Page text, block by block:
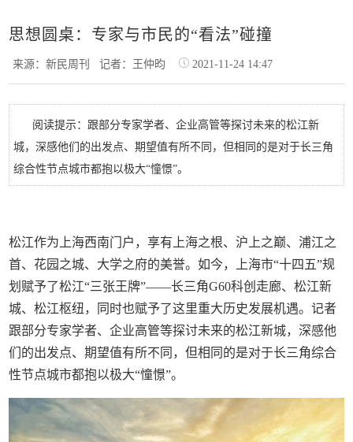
思想圆桌：专家与市民的“看法”碰撞
来源：新民周刊记者：王仲昀 2021-11-24 14:47
阅读提示：跟部分专家学者、企业高管等探讨未来的松江新
城，深感他们的出发点、期望值有所不同，但相同的是对于长三角
综合性节点城市都抱以极大“憧憬”。
松江作为上海西南门户，享有上海之根、沪上之巅、浦江之
首、花园之城、大学之府的美誉。如今，上海市“十四五”规
划赋予了松江“三张王牌”——长三角G60科创走廊、松江新
城、松江枢纽，同时也赋予了这里重大历史发展机遇。记者
跟部分专家学者、企业高管等探讨未来的松江新城，深感他
们的出发点、期望值有所不同，但相同的是对于长三角综合
性节点城市都抱以极大“憧憬”。